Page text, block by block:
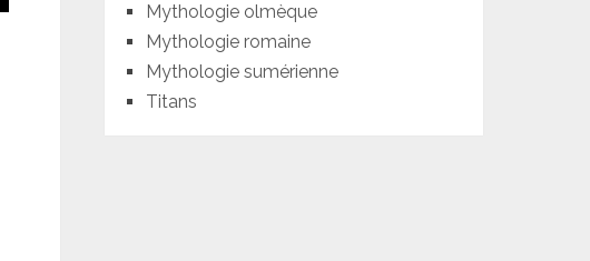
Mythologie olmèque
Mythologie romaine
Mythologie sumérienne
Titans